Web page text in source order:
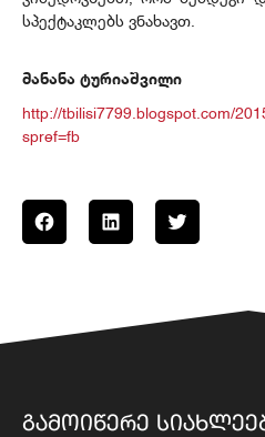
სპექტაკლებს ვნახავთ.
მანანა ტურიაშვილი
http://tbilisi7799.blogspot.com/
spref=fb
ᲒᲐᲛᲝᲘᲬᲔᲠᲔ